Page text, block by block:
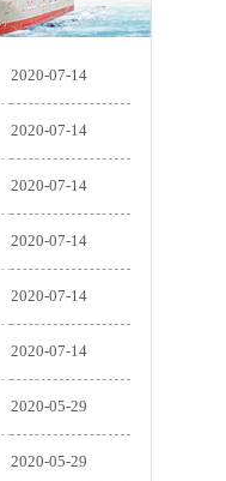
2020-07-14
2020-07-14
2020-07-14
2020-07-14
2020-07-14
2020-07-14
2020-05-29
2020-05-29